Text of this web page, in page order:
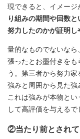
現できると、イメージ
り組みの期間や回数
努力したのかが証明し
量的なものでないな
張ったとお墨付きをも
う。第三者から努力
強みと周囲から見た強
これは強みが本物と
して高評価を与えるで
②当たり前とされ